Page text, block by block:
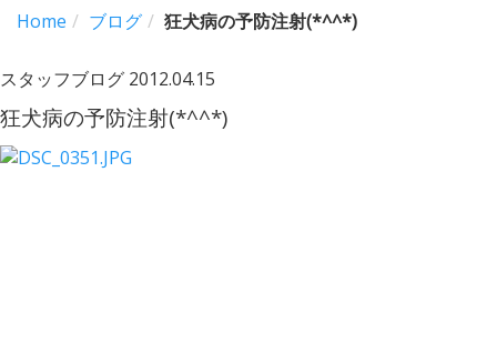
Home ブログ 狂犬病の予防注射(*^^*)
スタッフブログ 2012.04.15
狂犬病の予防注射(*^^*)